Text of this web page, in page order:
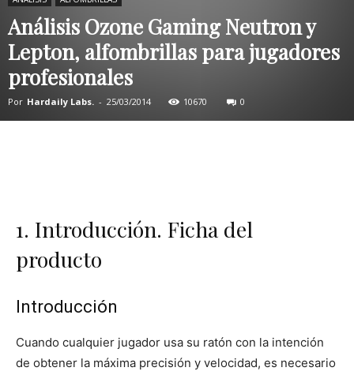
Análisis Ozone Gaming Neutron y
Lepton, alfombrillas para jugadores
profesionales
Por Hardaily Labs. - 25/03/2014 10670 0
1. Introducción. Ficha del
producto
Introducción
Cuando cualquier jugador usa su ratón con la intención
de obtener la máxima precisión y velocidad, es necesario